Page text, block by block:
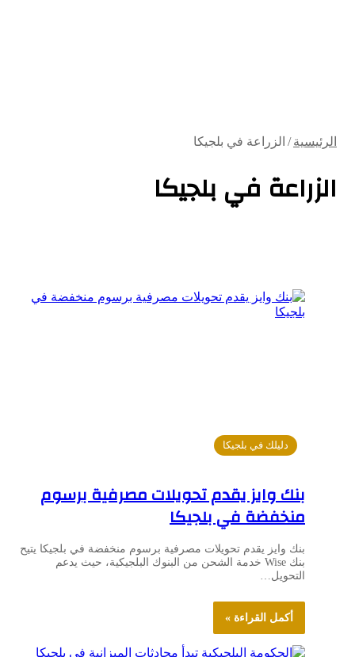
الرئيسية / الزراعة في بلجيكا
الزراعة في بلجيكا
دليلك في بلجيكا
بنك وايز يقدم تحويلات مصرفية برسوم
منخفضة في بلجيكا
بنك وايز يقدم تحويلات مصرفية برسوم منخفضة في بلجيكا يتيح
بنك Wise خدمة الشحن من البنوك البلجيكية، حيث يدعم
التحويل…
أكمل القراءة »